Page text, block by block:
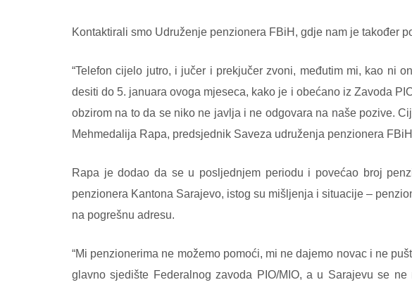
Kontaktirali smo Udruženje penzionera FBiH, gdje nam je također
“Telefon cijelo jutro, i jučer i prekjučer zvoni, međutim mi, kao ni
desiti do 5. januara ovoga mjeseca, kako je i obećano iz Zavoda
obzirom na to da se niko ne javlja i ne odgovara na naše pozive.
Mehmedalija Rapa, predsjednik Saveza udruženja penzionera
Rapa je dodao da se u posljednjem periodu i povećao broj
penzionera Kantona Sarajevo, istog su mišljenja i situacije –
na pogrešnu adresu.
“Mi penzionerima ne možemo pomoći, mi ne dajemo novac i ne
glavno sjedište Federalnog zavoda PIO/MIO, a u Sarajevu se